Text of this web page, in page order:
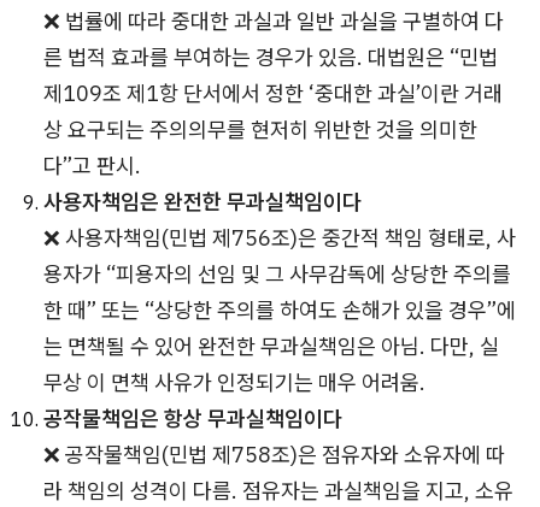
❌ 법률에 따라 중대한 과실과 일반 과실을 구별하여 다
른 법적 효과를 부여하는 경우가 있음. 대법원은 “민법
제109조 제1항 단서에서 정한 ‘중대한 과실’이란 거래
상 요구되는 주의의무를 현저히 위반한 것을 의미한
다”고 판시.
사용자책임은 완전한 무과실책임이다
❌ 사용자책임(민법 제756조)은 중간적 책임 형태로, 사
용자가 “피용자의 선임 및 그 사무감독에 상당한 주의를
한 때” 또는 “상당한 주의를 하여도 손해가 있을 경우”에
는 면책될 수 있어 완전한 무과실책임은 아님. 다만, 실
무상 이 면책 사유가 인정되기는 매우 어려움.
공작물책임은 항상 무과실책임이다
❌ 공작물책임(민법 제758조)은 점유자와 소유자에 따
라 책임의 성격이 다름. 점유자는 과실책임을 지고, 소유